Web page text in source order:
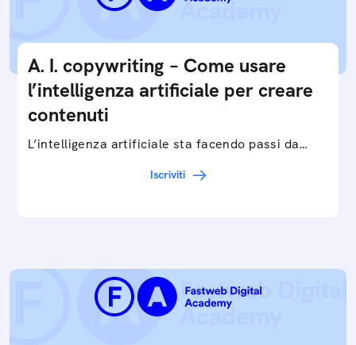
A. I. copywriting – Come usare
l’intelligenza artificiale per creare
contenuti
L’intelligenza artificiale sta facendo passi da
interpretazione dei big data ai chatbot e virtual…
Iscriviti